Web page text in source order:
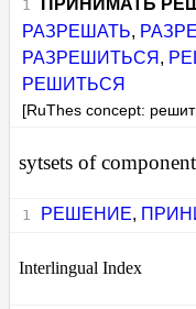
РАЗРЕШАТЬ,
РАЗРЕШИТЬСЯ ,
РЕШИТЬСЯ
[RuThes concept:
sytsets of
РЕШЕНИЕ,
Interlingual Index